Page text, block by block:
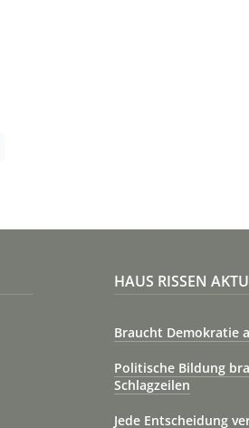
HAUS RISSEN
Braucht Demokratie
Politische Bildung
Schlagzeilen
Jede Entscheidung